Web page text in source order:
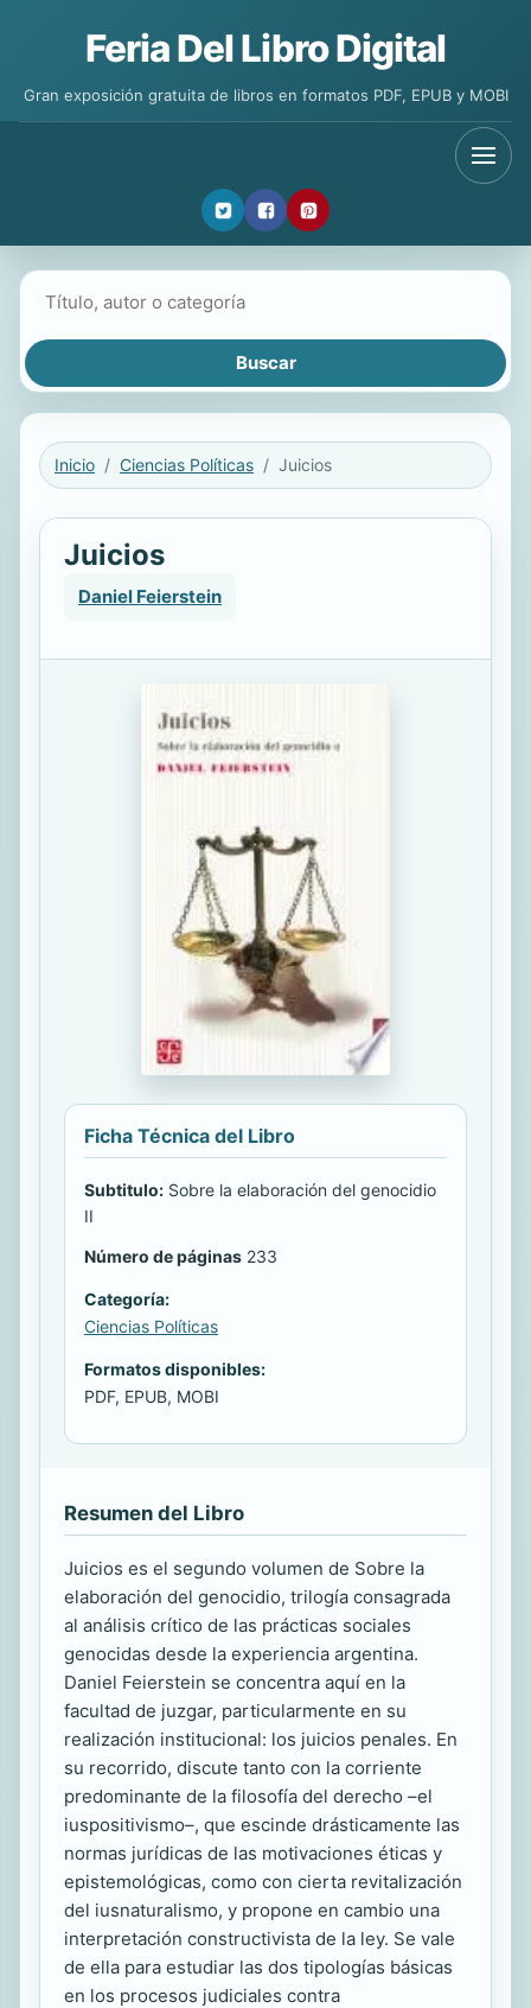
Feria Del Libro Digital
Gran exposición gratuita de libros en formatos PDF, EPUB y MOBI
Inicio Ciencias Políticas Juicios
Juicios
Daniel Feierstein
Ficha Técnica del Libro
Subtitulo: Sobre la elaboración del genocidio
II
Número de páginas 233
Categoría:
Ciencias Políticas
Formatos disponibles:
PDF, EPUB, MOBI
Resumen del Libro
Juicios es el segundo volumen de Sobre la
elaboración del genocidio, trilogía consagrada
al análisis crítico de las prácticas sociales
genocidas desde la experiencia argentina.
Daniel Feierstein se concentra aquí en la
facultad de juzgar, particularmente en su
realización institucional: los juicios penales. En
su recorrido, discute tanto con la corriente
predominante de la filosofía del derecho –el
iuspositivismo–, que escinde drásticamente las
normas jurídicas de las motivaciones éticas y
epistemológicas, como con cierta revitalización
del iusnaturalismo, y propone en cambio una
interpretación constructivista de la ley. Se vale
de ella para estudiar las dos tipologías básicas
en los procesos judiciales contra